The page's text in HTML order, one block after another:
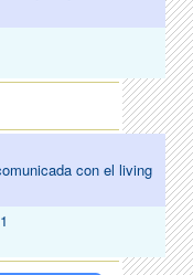
con el living
1